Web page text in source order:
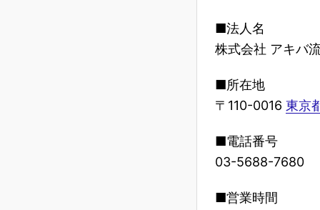
■法人名
株式会社 アキバ
■所在地
〒110-0016 東京
■電話番号
03-5688-7680
■営業時間